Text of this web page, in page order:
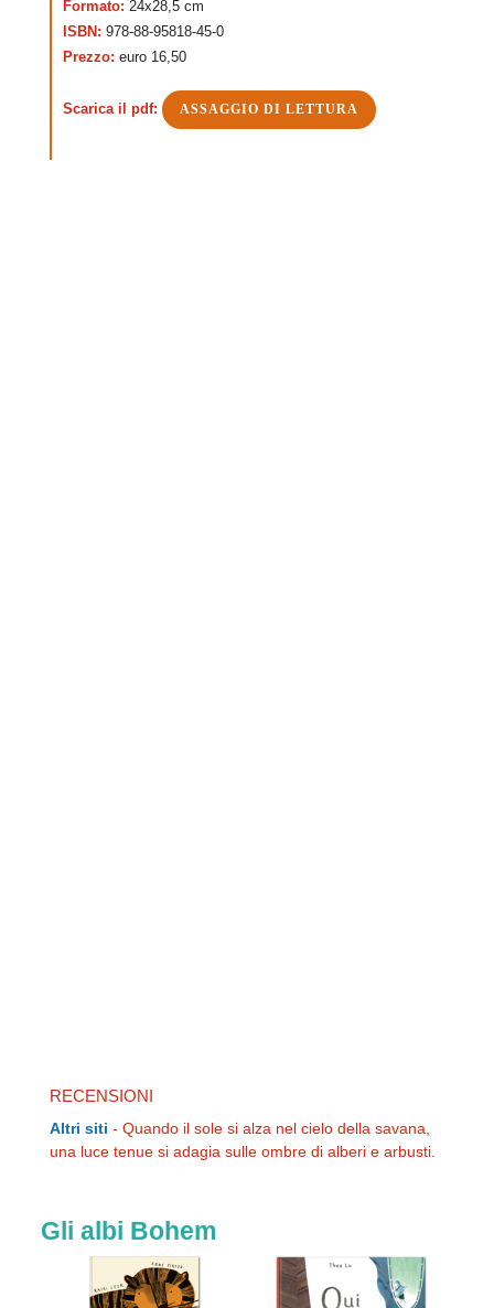
Formato: 24x28,5 cm
ISBN: 978-88-95818-45-0
Prezzo: euro 16,50
Scarica il pdf: ASSAGGIO DI LETTURA
RECENSIONI
Altri siti - Quando il sole si alza nel cielo della savana,
una luce tenue si adagia sulle ombre di alberi e arbusti.
Gli albi Bohem